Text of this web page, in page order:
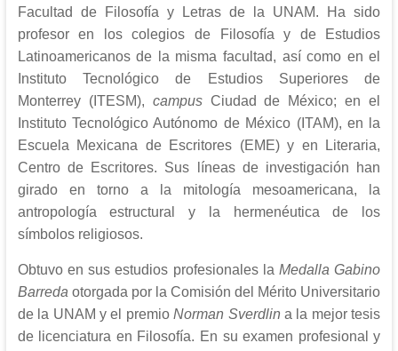
Facultad de Filosofía y Letras de la UNAM. Ha sido
profesor en los colegios de Filosofía y de Estudios
Latinoamericanos de la misma facultad, así como en el
Instituto Tecnológico de Estudios Superiores de
Monterrey (ITESM), campusCiudad de México; en el
Instituto Tecnológico Autónomo de México (ITAM), en la
Escuela Mexicana de Escritores (EME) y en Literaria,
Centro de Escritores. Sus líneas de investigación han
girado en torno a la mitología mesoamericana, la
antropología estructural y la hermenéutica de los
símbolos religiosos.
Obtuvo en sus estudios profesionales laMedalla Gabino
Barreda otorgada por la Comisión del Mérito Universitario
de la UNAM y el premioNorman Sverdlin a la mejor tesis
de licenciatura en Filosofía. En su examen profesional y